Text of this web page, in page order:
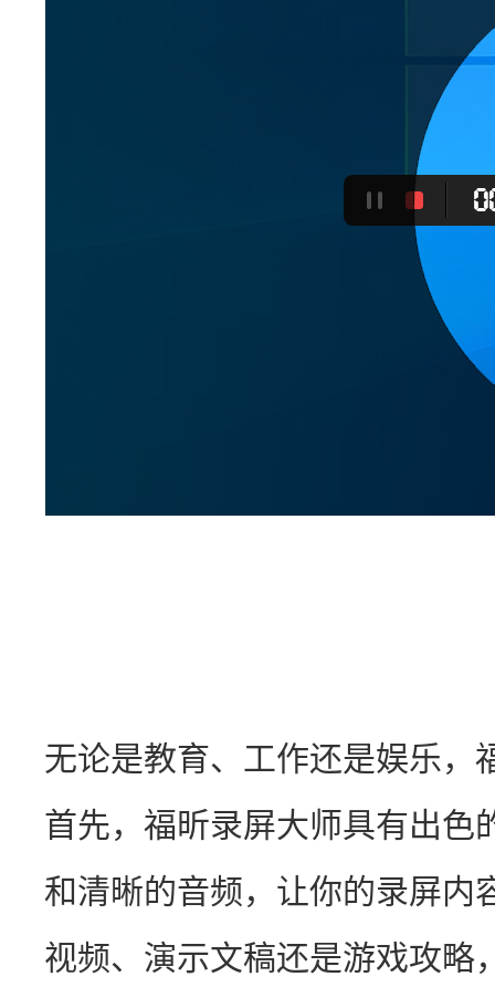
无论是教育、工作还是娱乐，
首先，福昕录屏大师具有出色
和清晰的音频，让你的录屏内
视频、演示文稿还是游戏攻略